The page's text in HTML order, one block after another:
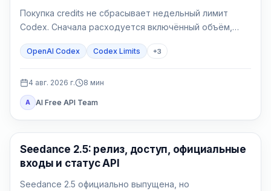
Покупка credits не сбрасывает недельный лимит
Codex. Сначала расходуется включённый объём,
доступные кредиты.
OpenAI Codex Codex Limits +3
4 авг. 2026 г. 8 мин
A AI Free API Team
AI Video Generation
Seedance 2.5: релиз, доступ, официальные
входы и статус API
Seedance 2.5 официально выпущена, но